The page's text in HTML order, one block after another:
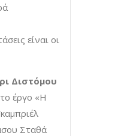
είναι οι
Διστόμου
έργο «Η
Σταθά